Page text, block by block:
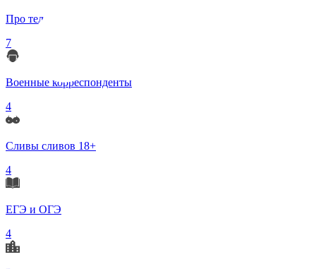
Про телеграмм
7
Военные корреспонденты
4
Сливы сливов 18+
4
ЕГЭ и ОГЭ
4